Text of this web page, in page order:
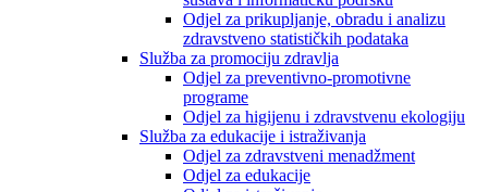
Odjel za prikupljanje, obradu i analizu
zdravstveno statističkih podataka
Služba za promociju zdravlja
Odjel za preventivno-promotivne
programe
Odjel za higijenu i zdravstvenu ekologiju
Služba za edukacije i istraživanja
Odjel za zdravstveni menadžment
Odjel za edukacije